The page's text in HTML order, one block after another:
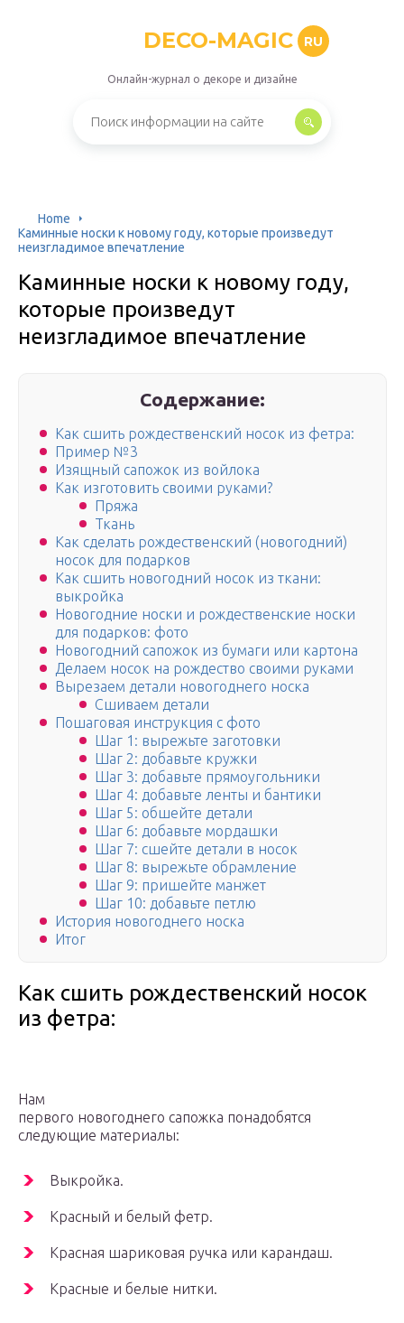
DECO-MAGIC RU
Онлайн-журнал о декоре и дизайне
Home
Каминные носки к новому году, которые произведут
неизгладимое впечатление
Каминные носки к новому году,
которые произведут
неизгладимое впечатление
Содержание:
Как сшить рождественский носок из фетра:
Пример №3
Изящный сапожок из войлока
Как изготовить своими руками?
Пряжа
Ткань
Как сделать рождественский (новогодний)
носок для подарков
Как сшить новогодний носок из ткани:
выкройка
Новогодние носки и рождественские носки
для подарков: фото
Новогодний сапожок из бумаги или картона
Делаем носок на рождество своими руками
Вырезаем детали новогоднего носка
Сшиваем детали
Пошаговая инструкция с фото
Шаг 1: вырежьте заготовки
Шаг 2: добавьте кружки
Шаг 3: добавьте прямоугольники
Шаг 4: добавьте ленты и бантики
Шаг 5: обшейте детали
Шаг 6: добавьте мордашки
Шаг 7: сшейте детали в носок
Шаг 8: вырежьте обрамление
Шаг 9: пришейте манжет
Шаг 10: добавьте петлю
История новогоднего носка
Итог
Как сшить рождественский носок
из фетра:
Нам
первого новогоднего сапожка понадобятся
следующие материалы:
Выкройка.
Красный и белый фетр.
Красная шариковая ручка или карандаш.
Красные и белые нитки.